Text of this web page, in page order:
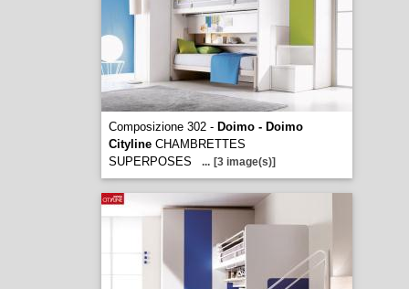
Composizione 302 - Doimo - Doimo
CitylineCHAMBRETTES
SUPERPOSES
... [3 image(s)]